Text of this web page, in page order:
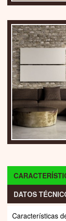
DATOS
Características